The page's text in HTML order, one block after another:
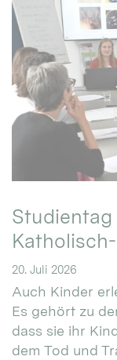
Studientag
20. Juli 2026
Auch Kinder
Es gehört zu
dass sie ihr
dem Tod und